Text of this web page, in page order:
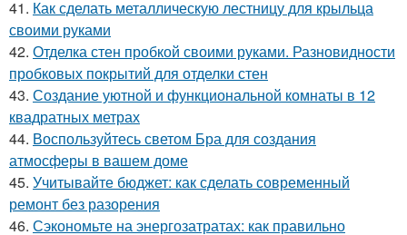
41. Как сделать металлическую лестницу для крыльца
своими руками
42. Отделка стен пробкой своими руками. Разновидности
пробковых покрытий для отделки стен
43. Создание уютной и функциональной комнаты в 12
квадратных метрах
44. Воспользуйтесь светом Бра для создания
атмосферы в вашем доме
45. Учитывайте бюджет: как сделать современный
ремонт без разорения
46. Сэкономьте на энергозатратах: как правильно